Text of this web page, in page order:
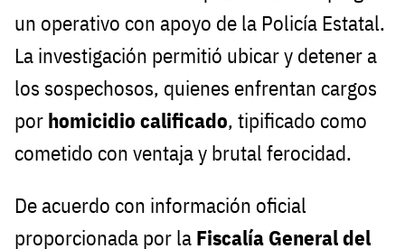
un operativo con apoyo de la Policía Estatal.
La investigación permitió ubicar y detener a
los sospechosos, quienes enfrentan cargos
por homicidio calificado, tipificado como
cometido con ventaja y brutal ferocidad.
De acuerdo con información oficial
proporcionada por la Fiscalía General del